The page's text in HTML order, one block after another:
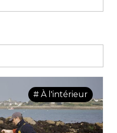
# À l'intérieur